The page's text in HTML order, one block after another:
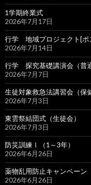
1学期終業式
2026年7月17日
行学 地域プロジェクト[ポ
2026年7月14日
行学 探究基礎講演会（普
2026年7月7日
生徒対象救急法講習会（保
2026年7月3日
東雲祭結団式（生徒会）
2026年7月3日
防災訓練Ⅰ（1～3年）
2026年6月26日
薬物乱用防止キャンペーン
2026年6月26日